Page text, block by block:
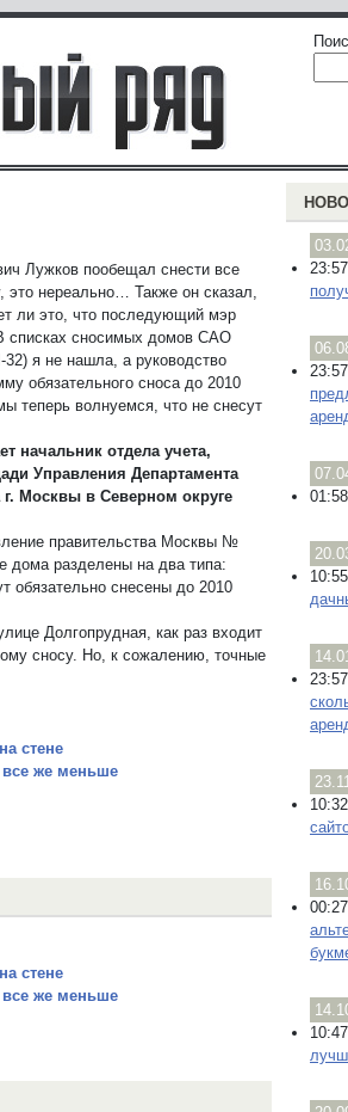
Лужков пообещал снести все
нереально… Также он сказал,
ли это, что последующий мэр
списках сносимых домов САО
я не нашла, а руководство
обязательного сноса до 2010
теперь волнуемся, что не снесут
начальник отдела учета,
Управления Департамента
Москвы в Северном округе
правительства Москвы №
дома разделены на два типа:
обязательно снесены до 2010
Долгопрудная, как раз входит
сносу. Но, к сожалению, точные
стене
все же меньше
стене
все же меньше
23:57
23:57
01:58
10:55
23:57
10:32
00:27
10:47